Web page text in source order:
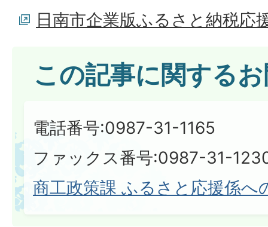
日南市企業版ふるさと納税応
この記事に関する
電話番号:0987-31-1165
ファックス番号:0987-31-
商工政策課 ふるさと応援係へ